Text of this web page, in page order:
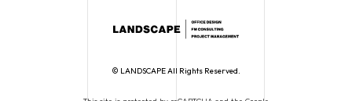
© LANDSCAPE All Rights Reserved.